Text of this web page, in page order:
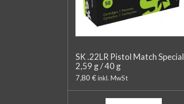
SK .22LR Pistol Match Special
2,59 g / 40 g
7,80 €inkl. MwSt